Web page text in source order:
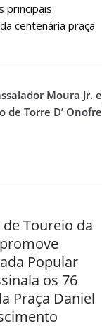
principais
centenária praça
Moura Jr. e
de Torre D’ Onofre
de Toureio da
Popular
os 76
Praça Daniel